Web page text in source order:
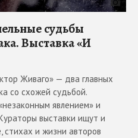
судьбы
Выставка «И
Живаго» — два главных
со схожей судьбой.
явлением» и
выставки ищут и
стихах и жизни авторов